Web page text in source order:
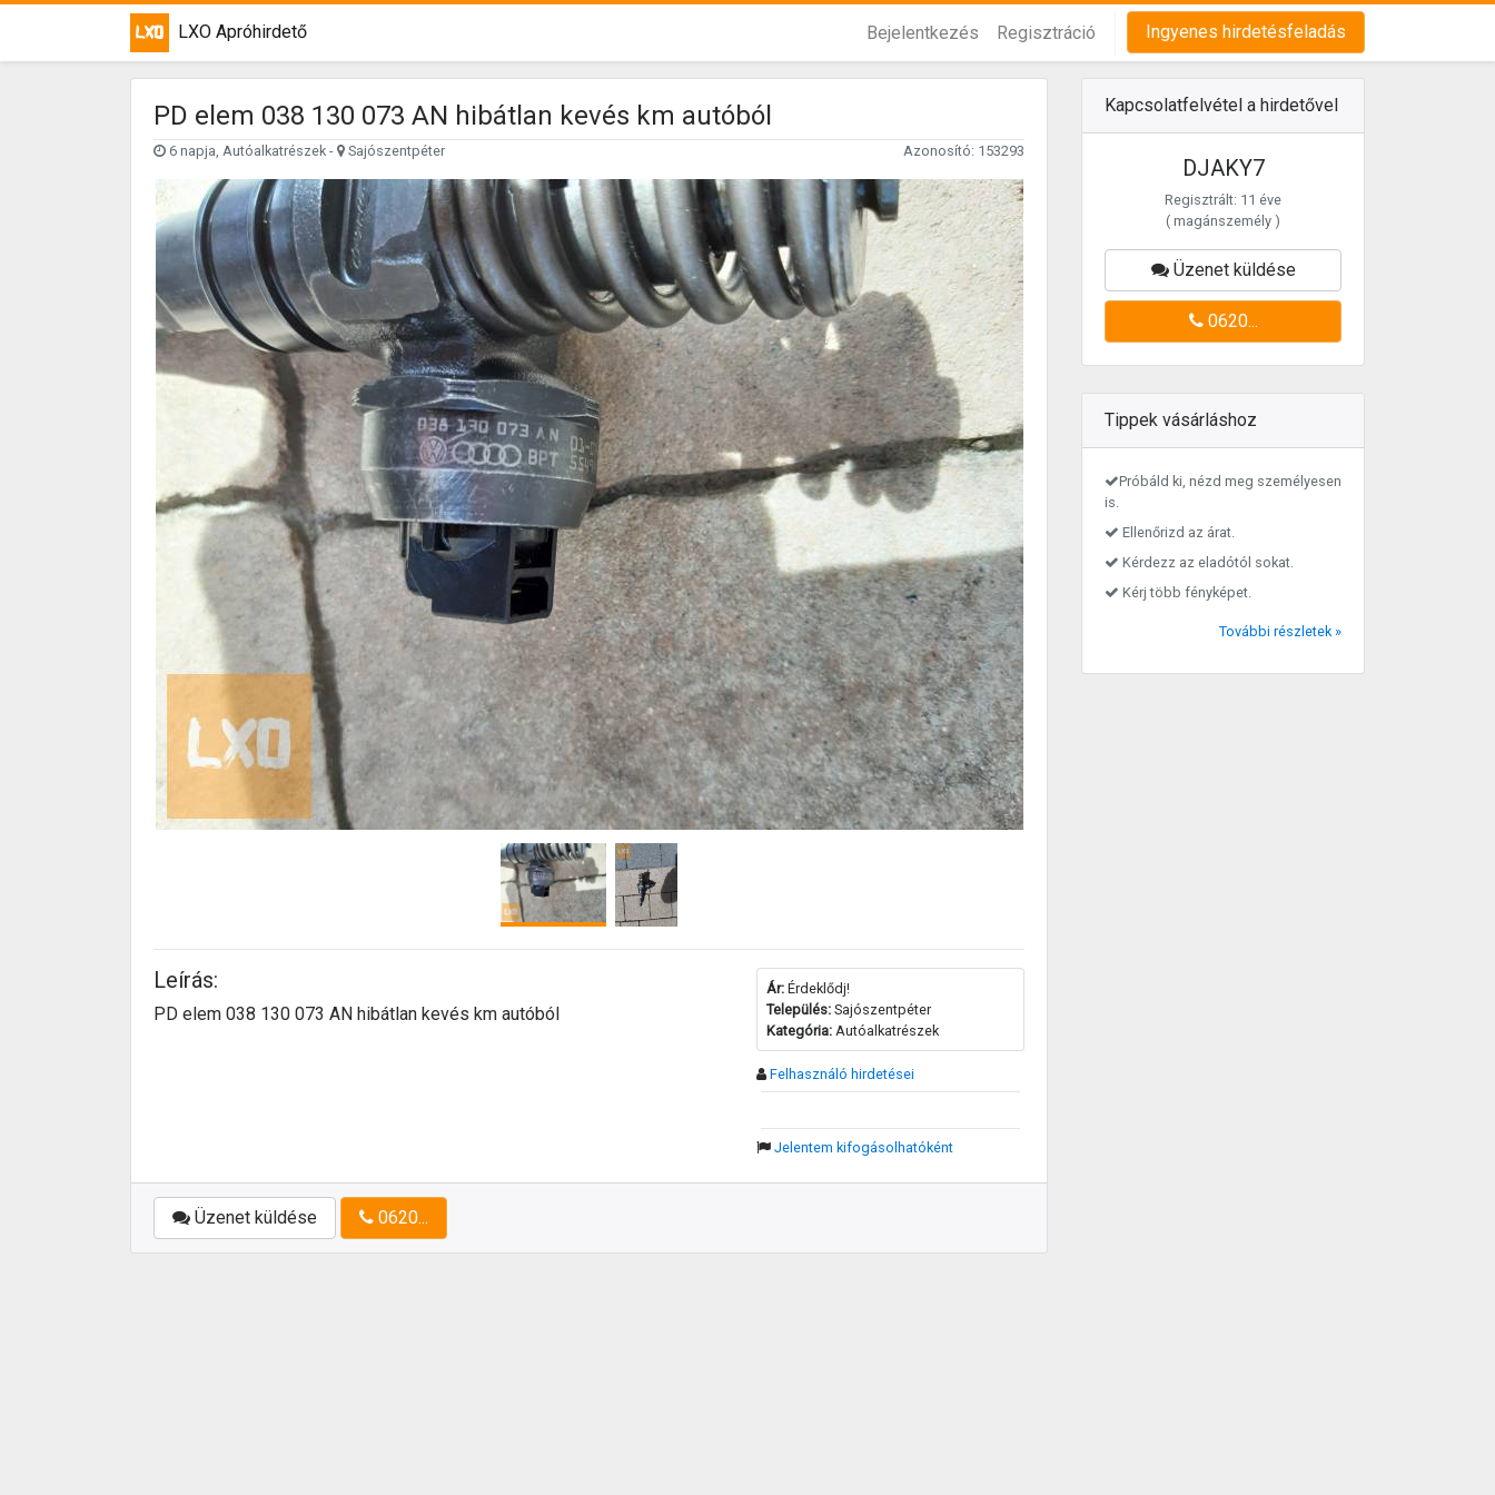
LXO Apróhirdető Bejelentkezés Regisztráció Ingyenes hirdetésfeladás
PD elem 038 130 073 AN hibátlan kevés km autóból
6 napja, Autóalkatrészek - Sajószentpéter Azonosító: 153293
Leírás:
PD elem 038 130 073 AN hibátlan kevés km autóból
Ár: Érdeklődj!
Település:Sajószentpéter
Kategória:Autóalkatrészek
Felhasználó hirdetései
Jelentem kifogásolhatóként
Üzenet küldése 0620...
Kapcsolatfelvétel a hirdetővel
DJAKY7
Regisztrált: 11 éve
( magánszemély )
Üzenet küldése
0620...
Tippek vásárláshoz
Próbáld ki, nézd meg személyesen
is.
Ellenőrizd az árat.
Kérdezz az eladótól sokat.
Kérj több fényképet.
További részletek »